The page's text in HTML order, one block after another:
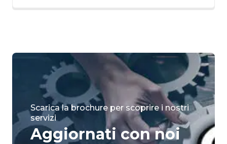
Scarica la brochure per scoprire i nostri
servizi
Aggiornati con noi